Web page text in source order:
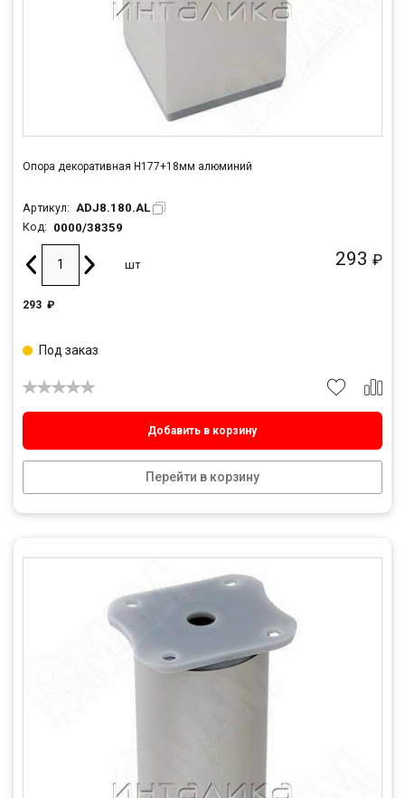
Опора декоративная Н177+18мм алюминий
Артикул: ADJ8.180.AL
Код: 0000/38359
293 ₽
шт
293 ₽
Добавить в корзину
Перейти в корзину
Под заказ